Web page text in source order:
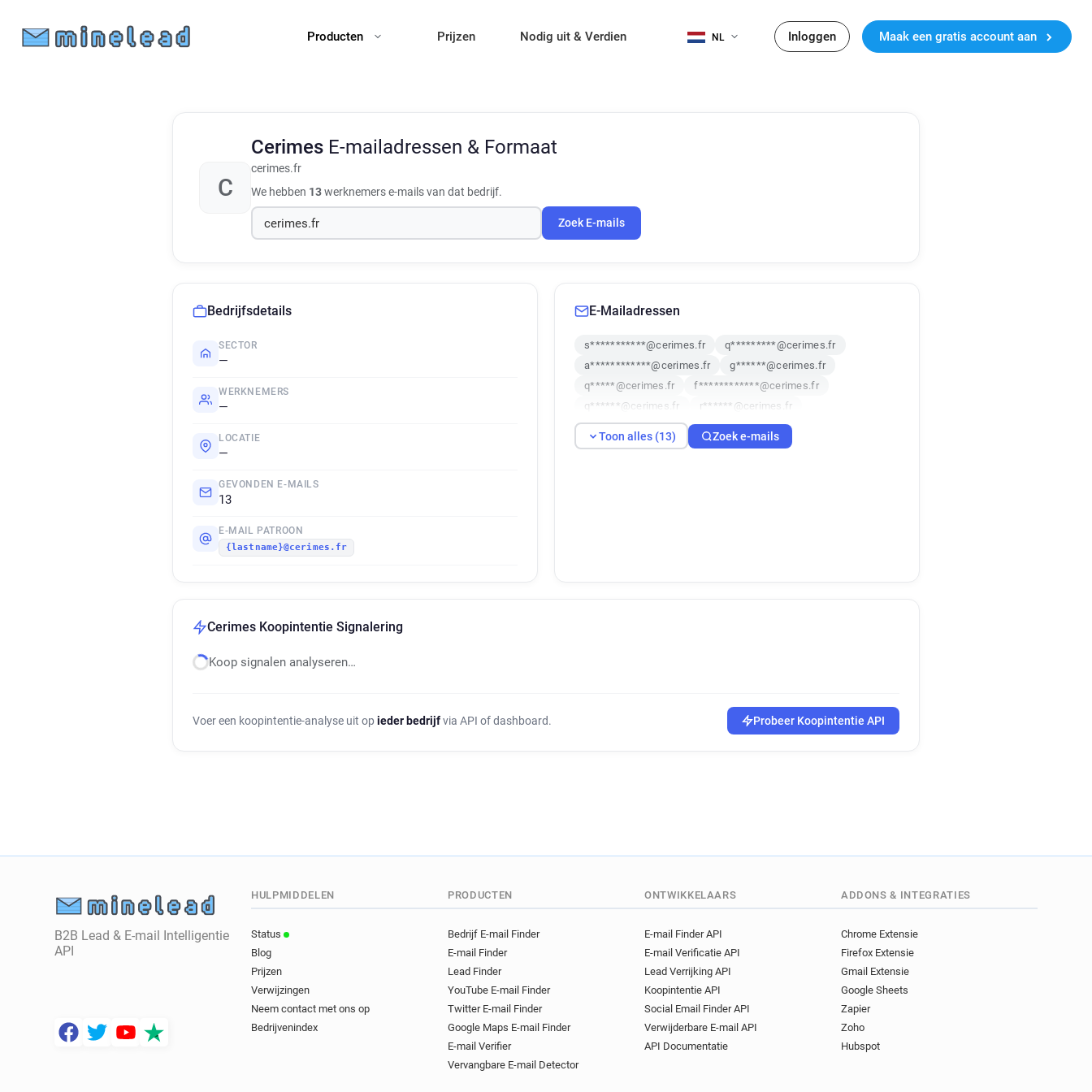
Producten Prijzen Nodig uit & Verdien NL Inloggen Maak een gratis account aan
C
Cerimes E-mailadressen & Formaat
cerimes.fr
We hebben 13werknemers e-mails van dat bedrijf.
Zoek E-mails
Bedrijfsdetails
SECTOR
—
WERKNEMERS
—
LOCATIE
—
GEVONDEN E-MAILS
13
E-MAIL PATROON
{lastname}@cerimes.fr
E-Mailadressen
s***********@cerimes.fr
q*********@cerimes.fr
a************@cerimes.fr
g******@cerimes.fr
q*****@cerimes.fr
f************@cerimes.fr
q******@cerimes.fr
r******@cerimes.fr
l**********@cerimes.fr
f************@cerimes.fr
s******@cerimes.fr
c************@cerimes.fr
Toon alles (13) Zoek e-mails
Cerimes Koopintentie Signalering
Koop signalen analyseren…
Voer een koopintentie-analyse uit op ieder bedrijfvia API of dashboard. Probeer Koopintentie API
B2B Lead & E-mail Intelligentie
API
HULPMIDDELEN
Status
Blog
Prijzen
Verwijzingen
Neem contact met ons op
Bedrijvenindex
PRODUCTEN
Bedrijf E-mail Finder
E-mail Finder
Lead Finder
YouTube E-mail Finder
Twitter E-mail Finder
Google Maps E-mail Finder
E-mail Verifier
Vervangbare E-mail Detector
ONTWIKKELAARS
E-mail Finder API
E-mail Verificatie API
Lead Verrijking API
Koopintentie API
Social Email Finder API
Verwijderbare E-mail API
API Documentatie
ADDONS & INTEGRATIES
Chrome Extensie
Firefox Extensie
Gmail Extensie
Google Sheets
Zapier
Zoho
Hubspot